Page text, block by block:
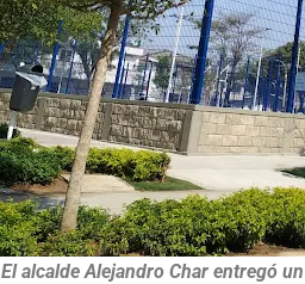
El alcalde Alejandro Char entregó